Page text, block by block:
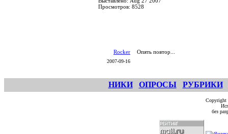
Просмотров: 8528
Rocker
2007-09-16
Опять повтор...
НИКИ ОПРОСЫ РУБРИКИ
без